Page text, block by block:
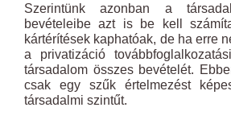
Szerintünk azonban a
bevételeibe azt is be kell
kártérítések kaphatóak, de ha erre
a privatizáció
társadalom összes bevételét.
csak egy szűk értelmezést
társadalmi szintűt.